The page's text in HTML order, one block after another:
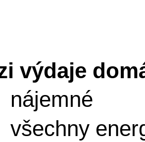
výdaje
nájemné
všechny